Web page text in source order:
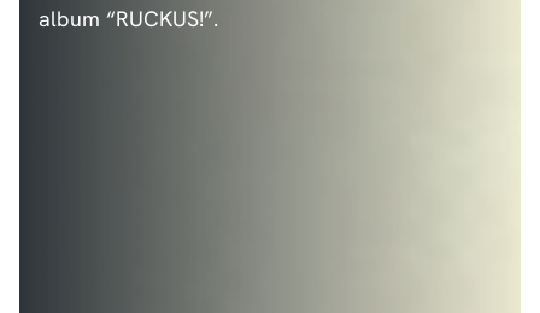
album “RUCKUS!”.